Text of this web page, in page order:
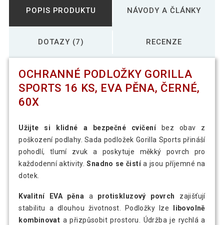
POPIS PRODUKTU NÁVODY A ČLÁNKY
DOTAZY (7) RECENZE
OCHRANNÉ PODLOŽKY GORILLA
SPORTS 16 KS, EVA PĚNA, ČERNÉ,
60X
Užijte si klidné a bezpečné cvičeníbez obav z
poškození podlahy. Sada podložek Gorilla Sports přináší
pohodlí, tlumí zvuk a poskytuje měkký povrch pro
každodenní aktivity.Snadno se čistía jsou příjemné na
dotek.
Kvalitní EVA pěna a protiskluzový povrch
zajišťují
stabilitu a dlouhou životnost. Podložky lze
libovolně
kombinovat a přizpůsobit prostoru. Údržba je rychlá a